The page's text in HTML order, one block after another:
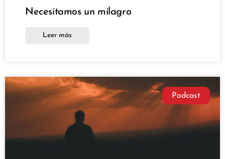
Necesitamos un milagro
Leer más
Podcast